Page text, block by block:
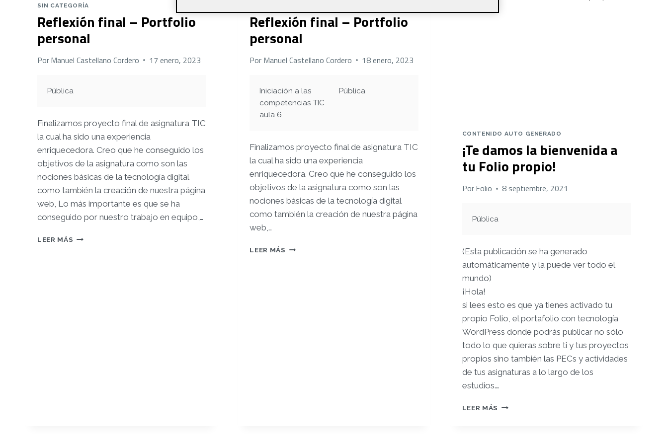
SIN CATEGORÍA
Reflexión final – Portfolio
personal
PorManuel Castellano Cordero 17 enero, 2023
Pública
Finalizamos proyecto final de asignatura TIC
la cual ha sido una experiencia
enriquecedora. Creo que he conseguido los
objetivos de la asignatura como son las
nociones básicas de la tecnología digital
como también la creación de nuestra página
web, Lo más importante es que se ha
conseguido por nuestro trabajo en equipo,…
LEER MÁS REFLEXIÓN
Reflexión final – Portfolio
personal
Por Manuel Castellano Cordero 18 enero, 2023
Iniciación a las
competencias TIC
aula 6
Pública
Finalizamos proyecto final de asignatura TIC
la cual ha sido una experiencia
enriquecedora. Creo que he conseguido los
objetivos de la asignatura como son las
nociones básicas de la tecnología digital
como también la creación de nuestra página
web,…
LEER MÁS REFLEXIÓN
CONTENIDO AUTO GENERADO
¡Te damos la bienvenida a
tu Folio propio!
PorFolio 8 septiembre, 2021
Pública
(Esta publicación se ha generado
automáticamente y la puede ver todo el
mundo)
¡Hola!
si lees esto es que ya tienes activado tu
propio Folio, el portafolio con tecnología
WordPress donde podrás publicar no sólo
todo lo que quieras sobre ti y tus proyectos
propios sino también las PECs y actividades
de tus asignaturas a lo largo de los
estudios….
LEER MÁS ¡TE